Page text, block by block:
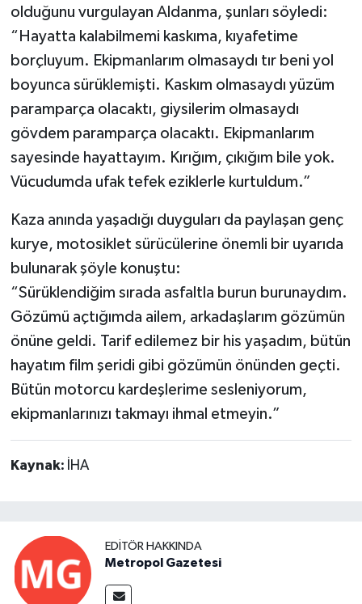
olduğunu vurgulayan Aldanma, şunları söyledi:
“Hayatta kalabilmemi kaskıma, kıyafetime
borçluyum. Ekipmanlarım olmasaydı tır beni yol
boyunca sürüklemişti. Kaskım olmasaydı yüzüm
paramparça olacaktı, giysilerim olmasaydı
gövdem paramparça olacaktı. Ekipmanlarım
sayesinde hayattayım. Kırığım, çıkığım bile yok.
Vücudumda ufak tefek eziklerle kurtuldum.”
Kaza anında yaşadığı duyguları da paylaşan genç
kurye, motosiklet sürücülerine önemli bir uyarıda
bulunarak şöyle konuştu:
“Sürüklendiğim sırada asfaltla burun burunaydım.
Gözümü açtığımda ailem, arkadaşlarım gözümün
önüne geldi. Tarif edilemez bir his yaşadım, bütün
hayatım film şeridi gibi gözümün önünden geçti.
Bütün motorcu kardeşlerime sesleniyorum,
ekipmanlarınızı takmayı ihmal etmeyin.”
Kaynak: İHA
EDITÖR HAKKINDA
Metropol Gazetesi